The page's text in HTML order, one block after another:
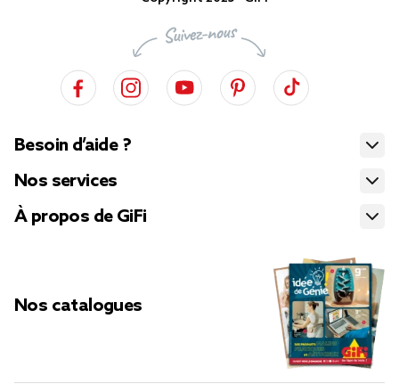
Besoin d’aide ?
Nos services
À propos de GiFi
Nos catalogues